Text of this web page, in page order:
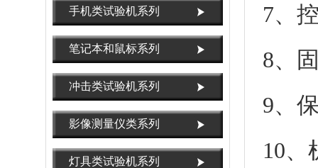
手机类试验机系列
笔记本和鼠标系列
冲击类试验机系列
影像测量仪类系列
灯具类试验机系列
7、
8、
9、
10、